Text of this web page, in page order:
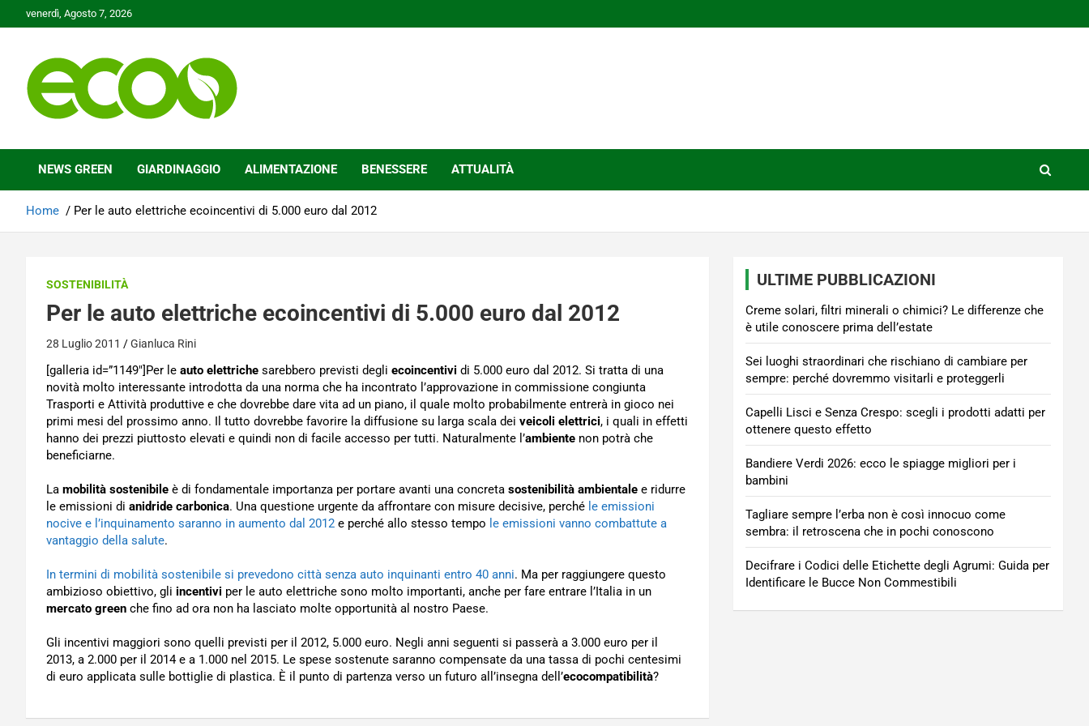
to
venerdì, Agosto 7, 2026
Ecoo.it
NEWS GREEN GIARDINAGGIO ALIMENTAZIONE BENESSERE ATTUALITÀ
Home Per le auto elettriche ecoincentivi di 5.000 euro dal 2012
SOSTENIBILITÀ
Per le auto elettriche ecoincentivi di 5.000 euro dal 2012
28 Luglio 2011 Gianluca Rini
[galleria id=”1149″]Per le auto elettriche sarebbero previsti degli ecoincentivi di 5.000 euro dal 2012. Si tratta di una
novità molto interessante introdotta da una norma che ha incontrato l’approvazione in commissione congiunta
Trasporti e Attività produttive e che dovrebbe dare vita ad un piano, il quale molto probabilmente entrerà in gioco nei
primi mesi del prossimo anno. Il tutto dovrebbe favorire la diffusione su larga scala dei veicoli elettrici, i quali in effetti
hanno dei prezzi piuttosto elevati e quindi non di facile accesso per tutti. Naturalmente l’ambiente non potrà che
beneficiarne.
La mobilità sostenibile è di fondamentale importanza per portare avanti una concreta sostenibilità ambientale e ridurre
le emissioni di anidride carbonica. Una questione urgente da affrontare con misure decisive, perché le emissioni
nocive e l’inquinamento saranno in aumento dal 2012 e perché allo stesso tempo le emissioni vanno combattute a
vantaggio della salute.
In termini di mobilità sostenibile si prevedono città senza auto inquinanti entro 40 anni. Ma per raggiungere questo
ambizioso obiettivo, gli incentivi per le auto elettriche sono molto importanti, anche per fare entrare l’Italia in un
mercato green che fino ad ora non ha lasciato molte opportunità al nostro Paese.
Gli incentivi maggiori sono quelli previsti per il 2012, 5.000 euro. Negli anni seguenti si passerà a 3.000 euro per il
2013, a 2.000 per il 2014 e a 1.000 nel 2015. Le spese sostenute saranno compensate da una tassa di pochi centesimi
di euro applicata sulle bottiglie di plastica. È il punto di partenza verso un futuro all’insegna dell’ecocompatibilità?
ULTIME PUBBLICAZIONI
Creme solari, filtri minerali o chimici? Le differenze che
è utile conoscere prima dell’estate
Sei luoghi straordinari che rischiano di cambiare per
sempre: perché dovremmo visitarli e proteggerli
Capelli Lisci e Senza Crespo: scegli i prodotti adatti per
ottenere questo effetto
Bandiere Verdi 2026: ecco le spiagge migliori per i
bambini
Tagliare sempre l’erba non è così innocuo come
sembra: il retroscena che in pochi conoscono
Decifrare i Codici delle Etichette degli Agrumi: Guida per
Identificare le Bucce Non Commestibili